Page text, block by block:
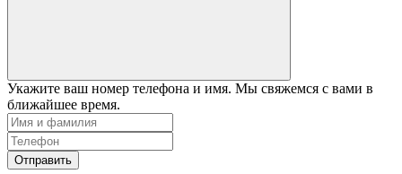
Укажите ваш номер телефона и имя. Мы свяжемся с вами в
ближайшее время.
Отправить